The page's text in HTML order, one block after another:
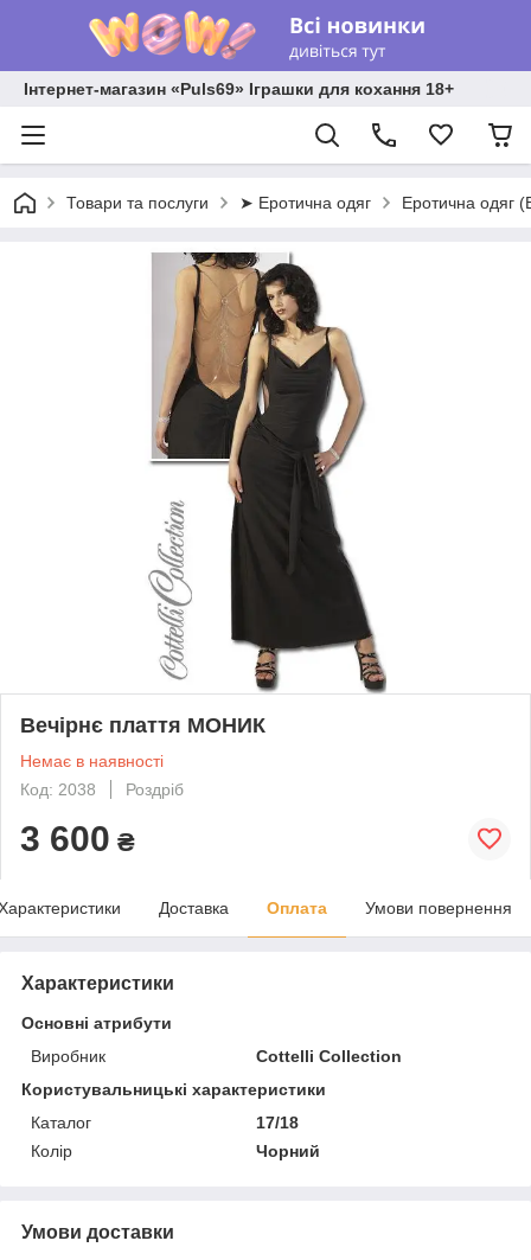
Інтернет-магазин «Puls69» Іграшки для кохання 18+
Товари та послуги ➤ Еротична одяг Еротична одяг
Вечірнє плаття МОНИК
Немає в наявності
Код: 2038
Роздріб
3 600 ₴
Доставка Оплата Умови повернення
Характеристики
Основні атрибути
Виробник
Cottelli Collection
Користувальницькі характеристики
Каталог
17/18
Колір
Чорний
Умови доставки